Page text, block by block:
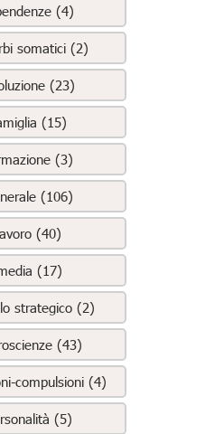
(4)
somatici (2)
(23)
(15)
(3)
(106)
(40)
(17)
strategico (2)
(43)
compulsioni (4)
(5)